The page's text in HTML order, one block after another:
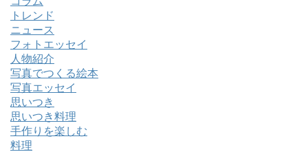
トレンド
ニュース
フォトエッセイ
人物紹介
写真でつくる絵本
写真エッセイ
思いつき
思いつき料理
手作りを楽しむ
料理